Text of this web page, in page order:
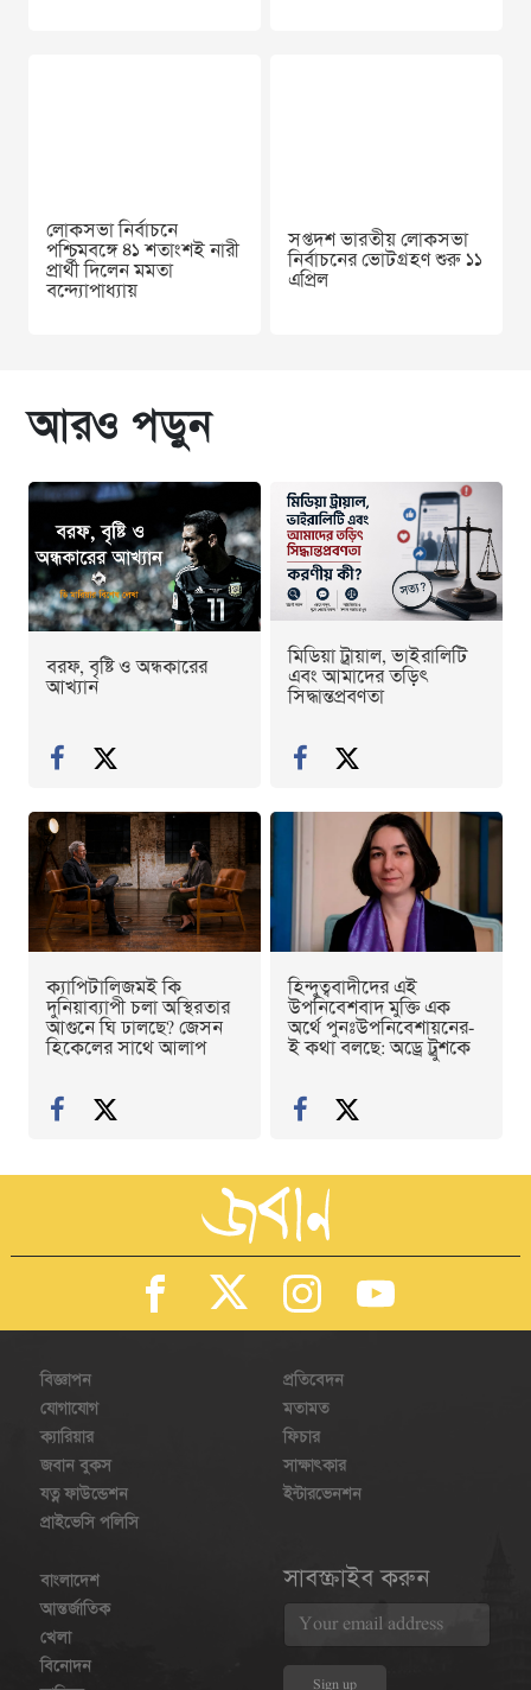
লোকসভা নির্বাচনে
পশ্চিমবঙ্গে ৪১ শতাংশই নারী
প্রার্থী দিলেন মমতা
বন্দ্যোপাধ্যায়
সপ্তদশ ভারতীয় লোকসভা
নির্বাচনের ভোটগ্রহণ শুরু ১১
এপ্রিল
আরও পড়ুন
বরফ, বৃষ্টি ও অন্ধকারের
আখ্যান
মিডিয়া ট্রায়াল, ভাইরালিটি
এবং আমাদের তড়িৎ
সিদ্ধান্তপ্রবণতা
ক্যাপিটালিজমই কি
দুনিয়াব্যাপী চলা অস্থিরতার
আগুনে ঘি ঢালছে? জেসন
হিকেলের সাথে আলাপ
হিন্দুত্ববাদীদের এই
উপনিবেশবাদ মুক্তি এক
অর্থে পুনঃউপনিবেশায়নের-
ই কথা বলছে: অড্রে ট্রুশকে
বিজ্ঞাপন
যোগাযোগ
ক্যারিয়ার
জবান বুকস
যত্ন ফাউন্ডেশন
প্রাইভেসি পলিসি
প্রতিবেদন
মতামত
ফিচার
সাক্ষাৎকার
ইন্টারভেনশন
বাংলাদেশ
আন্তর্জাতিক
খেলা
বিনোদন
সাবস্ক্রাইব করুন